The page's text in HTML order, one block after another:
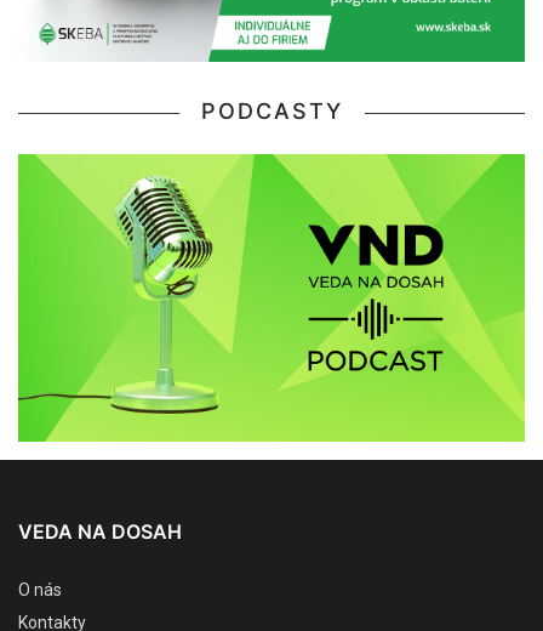
PODCASTY
VEDA NA DOSAH
O nás
Kontakty